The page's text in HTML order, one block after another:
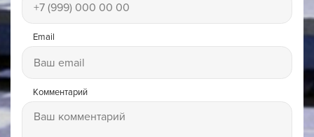
Email
Комментарий